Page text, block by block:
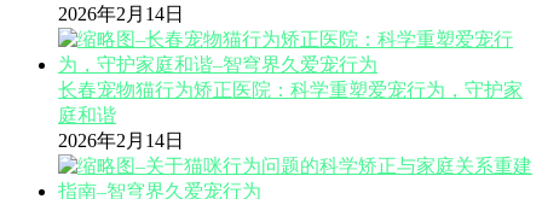
2026年2月14日
长春宠物猫行为矫正医院：科学重塑爱宠行为，守护家
庭和谐
2026年2月14日